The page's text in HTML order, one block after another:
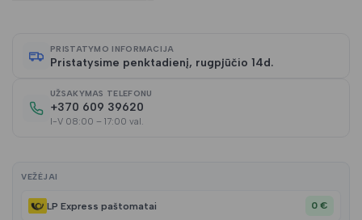
PRISTATYMO INFORMACIJA
Pristatysime penktadienį, rugpjūčio 14d.
UŽSAKYMAS TELEFONU
+370 609 39620
I-V 08:00 – 17:00 val.
VEŽĖJAI
LP Express paštomatai 0 €